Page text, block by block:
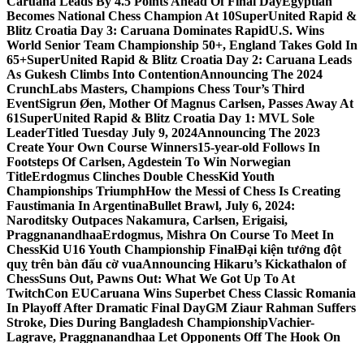
Becomes National Chess Champion At 10SuperUnited Rapid &
Blitz Croatia Day 3: Caruana Dominates RapidU.S. Wins
World Senior Team Championship 50+, England Takes Gold In
65+SuperUnited Rapid & Blitz Croatia Day 2: Caruana Leads
As Gukesh Climbs Into ContentionAnnouncing The 2024
CrunchLabs Masters, Champions Chess Tour’s Third
EventSigrun Øen, Mother Of Magnus Carlsen, Passes Away At
61SuperUnited Rapid & Blitz Croatia Day 1: MVL Sole
LeaderTitled Tuesday July 9, 2024Announcing The 2023
Create Your Own Course Winners15-year-old Follows In
Footsteps Of Carlsen, Agdestein To Win Norwegian
TitleErdogmus Clinches Double ChessKid Youth
Championships TriumphHow the Messi of Chess Is Creating
Faustimania In ArgentinaBullet Brawl, July 6, 2024:
Naroditsky Outpaces Nakamura, Carlsen, Erigaisi,
PraggnanandhaaErdogmus, Mishra On Course To Meet In
ChessKid U16 Youth Championship FinalĐại kiện tướng đột
quỵ trên bàn đấu cờ vuaAnnouncing Hikaru’s Kickathalon of
ChessSuns Out, Pawns Out: What We Got Up To At
TwitchCon EUCaruana Wins Superbet Chess Classic Romania
In Playoff After Dramatic Final DayGM Ziaur Rahman Suffers
Stroke, Dies During Bangladesh ChampionshipVachier-
Lagrave, Praggnanandhaa Let Opponents Off The Hook On